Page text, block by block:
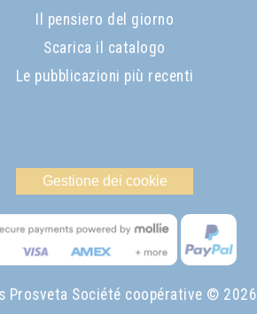
Il pensiero del giorno
Scarica il catalogo
Le pubblicazioni più recenti
Gestione dei cookie
Prosveta Société coopérative © 2026